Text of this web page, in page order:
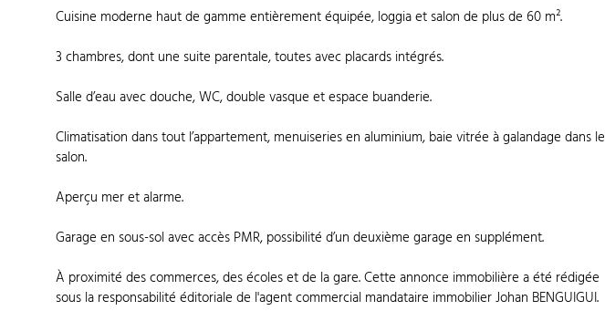
Cuisine moderne haut de gamme entièrement équipée, loggia et salon de plus de 60 m².
3 chambres, dont une suite parentale, toutes avec placards intégrés.
Salle d’eau avec douche, WC, double vasque et espace buanderie.
Climatisation dans tout l’appartement, menuiseries en aluminium, baie vitrée à galandage dans le
salon.
Aperçu mer et alarme.
Garage en sous-sol avec accès PMR, possibilité d’un deuxième garage en supplément.
À proximité des commerces, des écoles et de la gare. Cette annonce immobilière a été rédigée
sous la responsabilité éditoriale de l'agent commercial mandataire immobilier Johan BENGUIGUI.